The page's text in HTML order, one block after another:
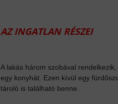
AZ INGATLAN RÉSZEI
A lakás három szobával
egy konyhát. Ezen kívül egy
tároló is található benne.